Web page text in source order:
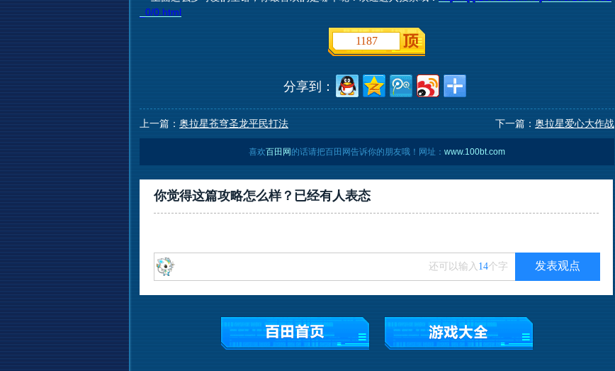
_0/0.html
1187
分享到：
上一篇： 奥拉星苍穹圣龙平民打法 下一篇： 奥拉星爱心大作战
喜欢百田网 的话请把百田网告诉你的朋友哦！网址： www.100bt.com
你觉得这篇攻略怎么样？已经有人表态
还可以输入 14个字 发表观点